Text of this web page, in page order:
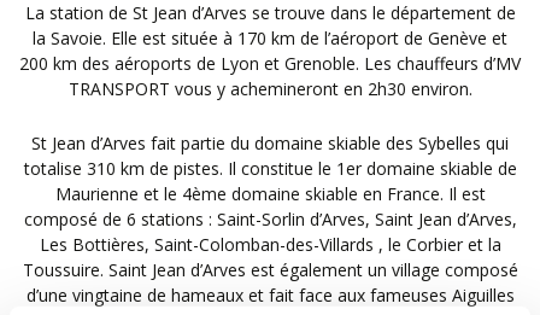
La station de St Jean d’Arves se trouve dans le département de
la Savoie. Elle est située à 170 km de l’aéroport de Genève et
200 km des aéroports de Lyon et Grenoble. Les chauffeurs d’MV
TRANSPORT vous y achemineront en 2h30 environ.
St Jean d’Arves fait partie du domaine skiable des Sybelles qui
totalise 310 km de pistes. Il constitue le 1er domaine skiable de
Maurienne et le 4ème domaine skiable en France. Il est
composé de 6 stations : Saint-Sorlin d’Arves, Saint Jean d’Arves,
Les Bottières, Saint-Colomban-des-Villards , le Corbier et la
Toussuire. Saint Jean d’Arves est également un village composé
d’une vingtaine de hameaux et fait face aux fameuses Aiguilles